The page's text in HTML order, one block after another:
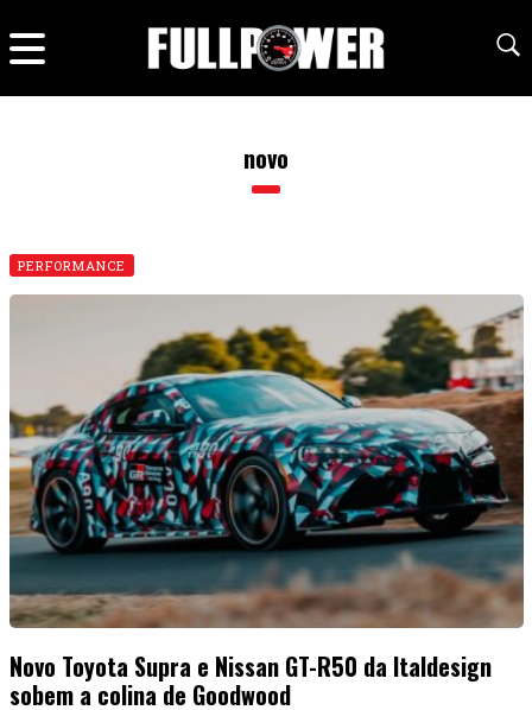
novo
PERFORMANCE
Novo Toyota Supra e Nissan GT-R50 da Italdesign
sobem a colina de Goodwood